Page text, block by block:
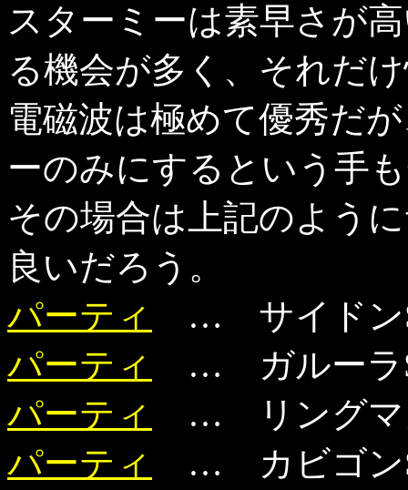
スターミーは素早さが
る機会が多く、それだ
電磁波は極めて優秀だ
ーのみにするという手
その場合は上記のよう
良いだろう。
パーティ
… サイドン
パーティ
… ガルーラ
パーティ
… リングマ
パーティ
… カビゴン